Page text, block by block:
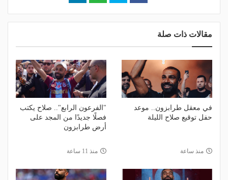
مقالات ذات صلة
في معقل طرابزون.. موعد
حفل توقيع صلاح الليلة
منذ ساعة
"الفرعون الرابع".. صلاح يكتب
فصلًا جديدًا من المجد على
أرض طرابزون
منذ 11 ساعة